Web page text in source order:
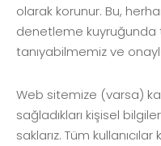
olarak korunur. Bu,
denetleme
tanıyabilmemiz ve
Web sitemize (varsa)
sağladıkları kişisel
saklarız. Tüm